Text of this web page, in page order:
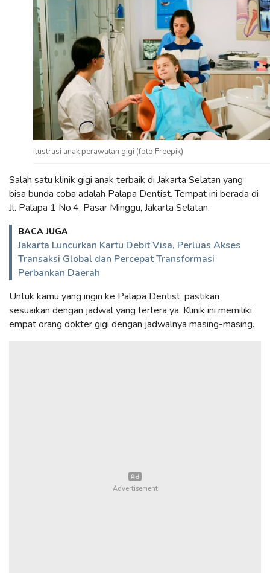
ilustrasi anak perawatan gigi (foto:Freepik)
Salah satu klinik gigi anak terbaik di Jakarta Selatan yang
bisa bunda coba adalah Palapa Dentist. Tempat ini berada di
Jl. Palapa 1 No.4, Pasar Minggu, Jakarta Selatan.
BACA JUGA
Jakarta Luncurkan Kartu Debit Visa, Perluas Akses
Transaksi Global dan Percepat Transformasi
Perbankan Daerah
Untuk kamu yang ingin ke Palapa Dentist, pastikan
sesuaikan dengan jadwal yang tertera ya. Klinik ini memiliki
empat orang dokter gigi dengan jadwalnya masing-masing.